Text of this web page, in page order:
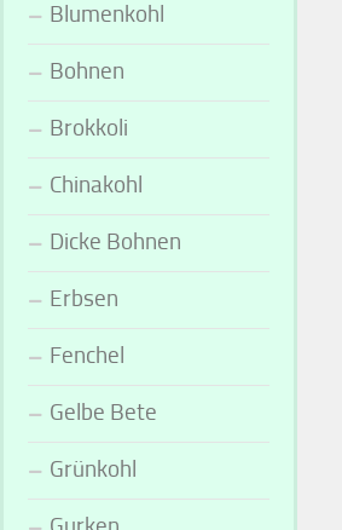
Blumenkohl
Bohnen
Brokkoli
Chinakohl
Dicke Bohnen
Erbsen
Fenchel
Gelbe Bete
Grünkohl